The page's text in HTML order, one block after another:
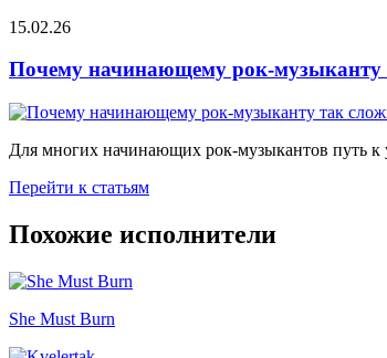
15.02.26
Почему начинающему рок-музыканту
Для многих начинающих рок-музыкантов путь
Перейти к статьям
Похожие исполнители
She Must Burn